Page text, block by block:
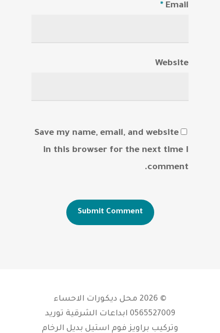
Email
*
Website
Save my name, email, and website
in this browser for the next time I
comment.
© 2026 محل ديكورات الاحساء
0565527009 ابداعات الشرقية توريد
وتركيب براويز فوم استيل بديل الرخام